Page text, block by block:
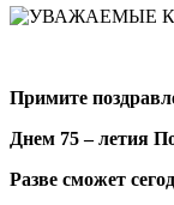
Примите
Днем 75 – летия
Разве сможет